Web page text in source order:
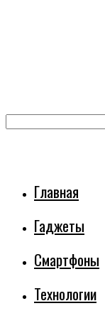
Главная
Гаджеты
Смартфоны
Технологии